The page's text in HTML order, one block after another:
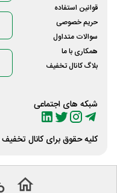
قوانین استفاده
حریم خصوصی
سوالات متداول
همکاری با ما
بلاگ کانال تخفیف
شبکه های اجتماعی
کلیه حقوق برای کانال تخفیف